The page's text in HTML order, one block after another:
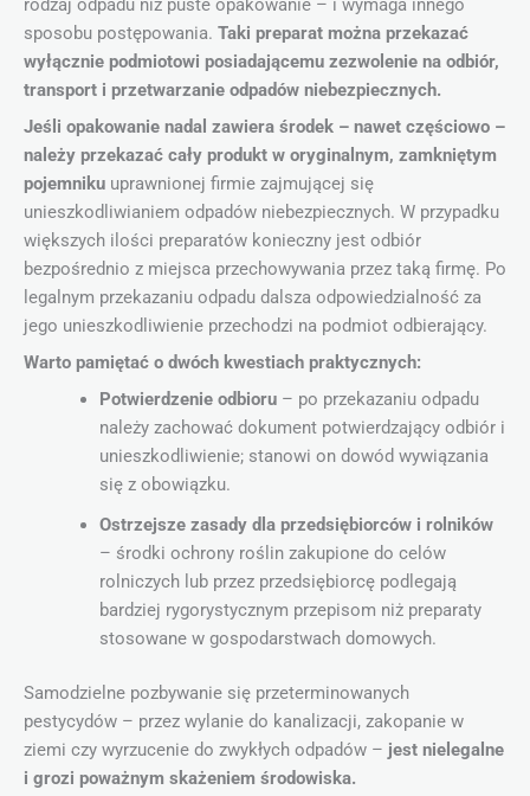
sposobu postępowania. Taki preparat można przekazać
wyłącznie podmiotowi posiadającemu zezwolenie na odbiór,
transport i przetwarzanie odpadów niebezpiecznych.
Jeśli opakowanie nadal zawiera środek – nawet częściowo –
należy przekazać cały produkt w oryginalnym, zamkniętym
pojemniku uprawnionej firmie zajmującej się
unieszkodliwianiem odpadów niebezpiecznych. W przypadku
większych ilości preparatów konieczny jest odbiór
bezpośrednio z miejsca przechowywania przez taką firmę. Po
legalnym przekazaniu odpadu dalsza odpowiedzialność za
jego unieszkodliwienie przechodzi na podmiot odbierający.
Warto pamiętać o dwóch kwestiach praktycznych:
Potwierdzenie odbioru– po przekazaniu odpadu
należy zachować dokument potwierdzający odbiór i
unieszkodliwienie; stanowi on dowód wywiązania
się z obowiązku.
Ostrzejsze zasady dla przedsiębiorców i rolników
– środki ochrony roślin zakupione do celów
rolniczych lub przez przedsiębiorcę podlegają
bardziej rygorystycznym przepisom niż preparaty
stosowane w gospodarstwach domowych.
Samodzielne pozbywanie się przeterminowanych
pestycydów – przez wylanie do kanalizacji, zakopanie w
ziemi czy wyrzucenie do zwykłych odpadów – jest nielegalne
i grozi poważnym skażeniem środowiska.